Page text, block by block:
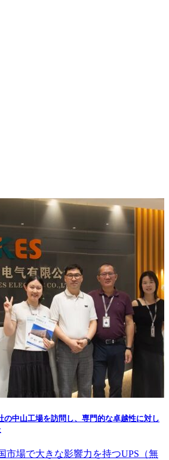
の中山工場を訪問し、専門的な卓越性に対し
市場で大きな影響力を持つUPS（無